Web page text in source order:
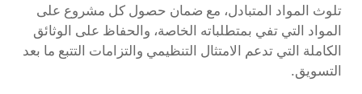
تلوث المواد المتبادل، مع ضمان حصول كل مشروع على
المواد التي تفي بمتطلباته الخاصة، والحفاظ على الوثائق
الكاملة التي تدعم الامتثال التنظيمي والتزامات التتبع ما بعد
التسويق.